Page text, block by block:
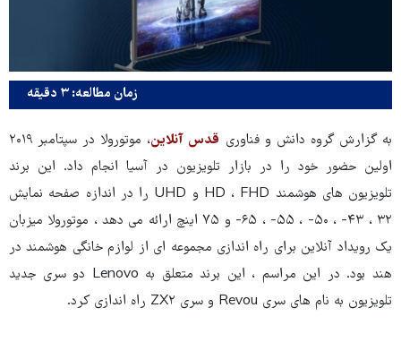
زمان مطالعه: ۳ دقیقه
به گزارش گروه دانش و فناوری قدس آنلاین
، موتورولا در سپتامبر ۲۰۱۹
اولین حضور خود را در بازار تلویزیون در آسیا انجام داد. این برند
تلویزیون های هوشمند HD ، FHD و UHD را در اندازه صفحه نمایش
۳۲ ، ۴۳- ، ۵۰- ، ۵۵- ، ۶۵- و ۷۵ اینچ ارائه می دهد ، موتورولا میزبان
یک رویداد آنلاین برای راه اندازی مجموعه ای از لوازم خانگی هوشمند در
هند بود. در این مراسم ، این برند متعلق به Lenovo دو سری جدید
تلویزیون به نام های سری Revou و سری ZX۲ راه اندازی کرد.